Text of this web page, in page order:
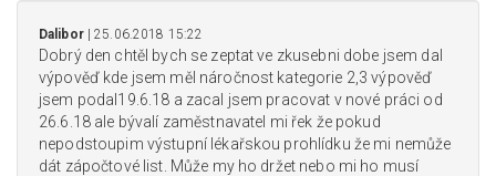
Dalibor| 25.06.2018 15:22
Dobrý den chtěl bych se zeptat ve zkusebni dobe jsem dal
výpověď kde jsem měl náročnost kategorie 2,3 výpověď
jsem podal19.6.18 a zacal jsem pracovat v nové práci od
26.6.18 ale bývalí zaměstnavatel mi řek že pokud
nepodstoupim výstupní lékařskou prohlídku že mi nemůže
dát zápočtové list. Může my ho držet nebo mi ho musí